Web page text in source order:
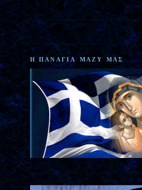
Η ΠΑΝΑΓΙΑ ΜΑΖΥ ΜΑΣ